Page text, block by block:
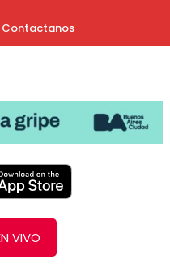
Contactanos
VIVO